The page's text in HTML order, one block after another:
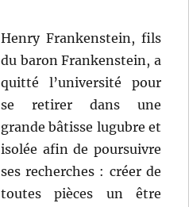
Henry Frankenstein, fils
du baron Frankenstein, a
quitté l’université pour
se retirer dans une
grande bâtisse lugubre et
isolée afin de poursuivre
ses recherches : créer de
toutes pièces un être